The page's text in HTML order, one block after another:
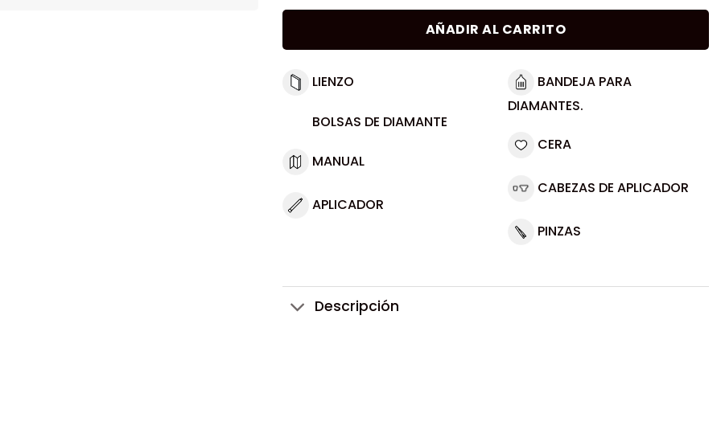
AÑADIR AL CARRITO
LIENZO
BOLSAS DE DIAMANTE
MANUAL
APLICADOR
BANDEJA PARA
DIAMANTES.
CERA
CABEZAS DE APLICADOR
PINZAS
Descripción